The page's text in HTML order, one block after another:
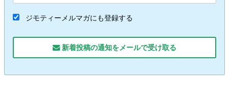
ジモティーメルマガにも登録する
新着投稿の通知をメールで受け取る